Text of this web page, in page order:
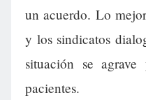
un acuerdo. Lo
y los sindicatos
situación se
pacientes.